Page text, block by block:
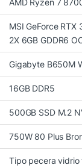
AMD Ryzen 7
MSI GeForce RTX
2X 6GB GDDR6
Gigabyte B650M
16GB DDR5
500GB SSD M.2
750W 80 Plus
Tipo pecera vidrio